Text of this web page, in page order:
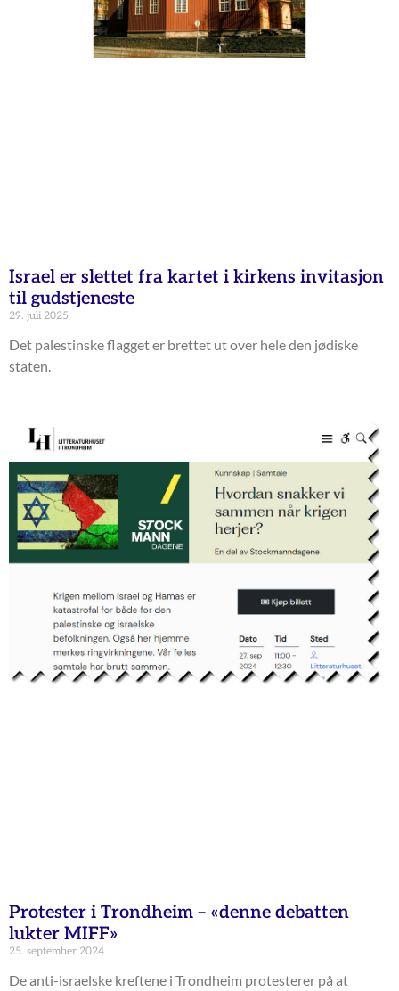
Israel er slettet fra kartet i kirkens invitasjon
til gudstjeneste
29. juli 2025
Det palestinske flagget er brettet ut over hele den jødiske
staten.
Protester i Trondheim – «denne debatten
lukter MIFF»
25. september 2024
De anti-israelske kreftene i Trondheim protesterer på at